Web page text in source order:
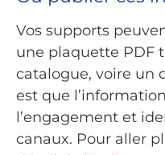
Vos supports
une plaquette PDF
catalogue, voire un
est que
l’engagement et
canaux. Pour aller